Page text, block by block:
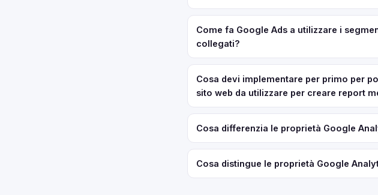
Come fa Google Ads a utilizzare i
collegati?
Cosa devi implementare per primo per
sito web da utilizzare per creare report
Cosa differenzia le proprietà Google
Cosa distingue le proprietà Google